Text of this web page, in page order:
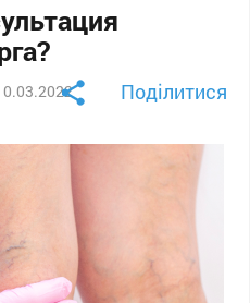
Поділитися